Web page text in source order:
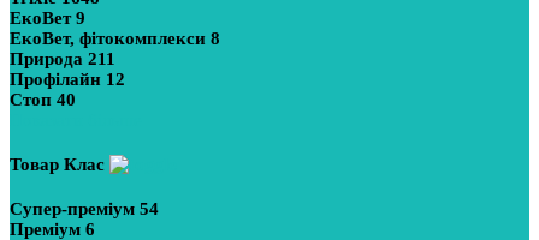
ЕкоВет9
ЕкоВет, фітокомплекси 8
Природа 211
Профілайн 12
Стоп 40
Товар Клас
Супер-преміум 54
Преміум 6